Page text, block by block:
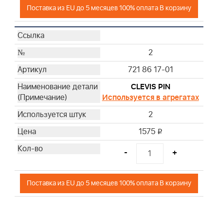
Поставка из EU до 5 месяцев 100% оплата В корзину
2
721 86 17-01
CLEVIS PIN
Используется в агрегатах
2
1575 i
- +
Поставка из EU до 5 месяцев 100% оплата В корзину